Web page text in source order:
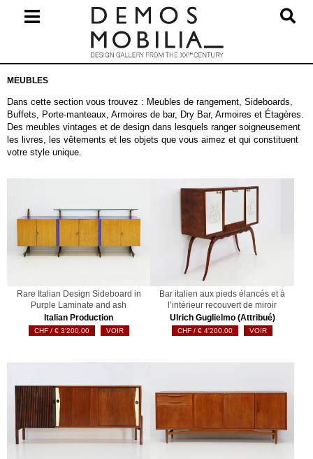
Navigation
Menu
MEUBLES
Dans cette section vous trouvez : Meubles de rangement, Sideboards,
Buffets, Porte-manteaux, Armoires de bar, Dry Bar, Armoires et Étagères.
Des meubles vintages et de design dans lesquels ranger soigneusement
les livres, les vêtements et les objets que vous aimez et qui constituent
votre style unique.
Rare Italian Design Sideboard in
Purple Laminate and ash
Italian Production
€3'200.00 VOIR
Bar italien aux pieds élancés et à
l’intérieur recouvert de miroir
Ulrich Guglielmo (Attribué)
€ 4'200.00 VOIR